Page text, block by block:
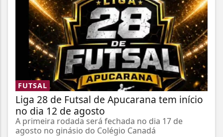
FUTSAL
Liga 28 de Futsal de Apucarana tem início
no dia 12 de agosto
A primeira rodada será fechada no dia 17 de
agosto no ginásio do Colégio Canadá